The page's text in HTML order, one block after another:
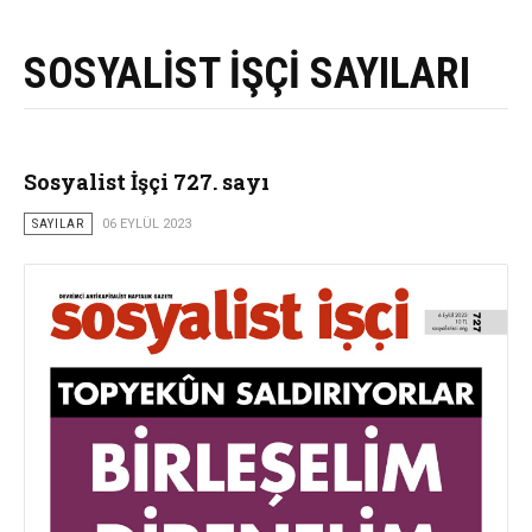
SOSYALİST İŞÇİ SAYILARI
Sosyalist İşçi 727. sayı
SAYILAR 06 EYLÜL 2023